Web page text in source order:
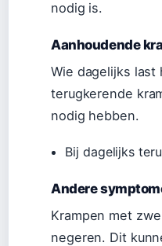
nodig is.
Aanhoudende
Wie dagelijks
terugkerende
nodig hebben.
Bij dagelijks
Andere
Krampen met
negeren. Dit